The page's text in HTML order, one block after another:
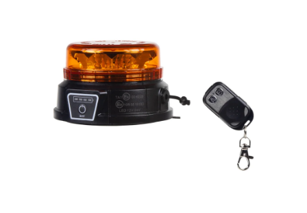
AUTOPOTAHY ŠITÉ NA MÍRU
AUTODOPLŇKY
PŮJČOVNA